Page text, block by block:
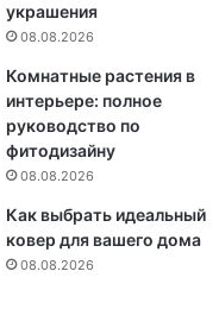
украшения
08.08.2026
Комнатные растения в
интерьере: полное
руководство по
фитодизайну
08.08.2026
Как выбрать идеальный
ковер для вашего дома
08.08.2026